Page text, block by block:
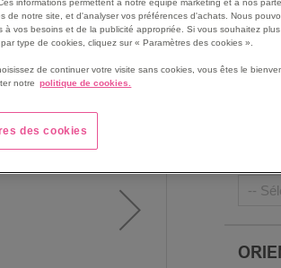
de notre site, et d'analyser vos préférences d'achats. Nous
à vos besoins et de la publicité appropriée. Si vous souhaitez
type de cookies, cliquez sur « Paramètres des cookies ».
de continuer votre visite sans cookies, vous êtes le
notre politique de cookies.
des cookies